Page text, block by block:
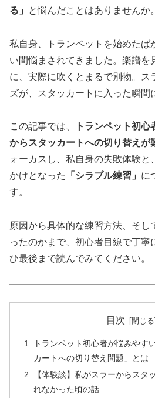
る」
と悩んだことはありませんか。
私自身、トランペットを始めたば
い間悩まされてきました。楽譜を
に、実際に吹くとまるで別物。ス
ズが、スタッカートに入った瞬間
この記事では、
トランペット初
からスタッカートへの切り替えが
ォーカスし、私自身の失敗体験と
かけとなった
「シラブル練習」 に
す。
原因から具体的な練習方法、そし
ったのかまで、初心者目線で丁寧
ひ最後まで読んでみてください。
目次
トランペット初心者が悩みやす
カートへの切り替え問題」とは
【体験談】私がスラーからスタ
れなかった頃の話